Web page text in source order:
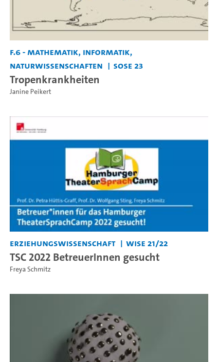
F.6 - Mathematik, Informatik,
Naturwissenschaften
SoSe 23
Tropenkrankheiten
Janine Peikert
Erziehungswissenschaft WiSe 21/22
TSC 2022 BetreuerInnen gesucht
Freya Schmitz